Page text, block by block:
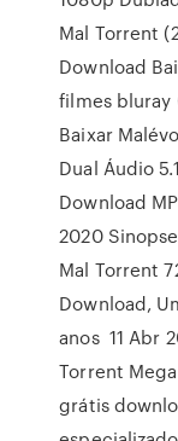
Mal Torrent
Download
filmes bluray
Baixar
Dual Áudio
Download
2020
Mal Torrent
Download,
anos 11 Abr
Torrent
grátis